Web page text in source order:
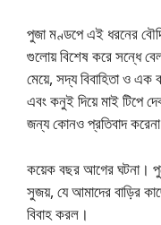
পুজা মণ্ডপে এই ধরনের
গুলোয় বিশেষ করে সন্ধে
মেয়ে, সদ্য বিবাহিতা ও এক
এবং কনুই দিয়ে মাই টিপে
জন্য কোনও প্রতিবাদ
কয়েক বছর আগের ঘটনা।
সুজয়, যে আমাদের বাড়ির
বিবাহ করল।